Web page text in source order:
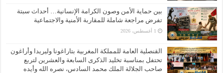
بين حماية الأمن وصون الكرامة الإنسانية… أحداث سبتة
تفرض مراجعة شاملة للمقاربة الأمنية والاجتماعية
1 أغسطس، 2026
القنصلية العامة للمملكة المغربية بتاراغونا وليريدا وأراغون
تحتفل بمناسبة تخليد الذكرى السابعة والعشرين لتربع
صاحب الجلالة الملك محمد السادس، نصره الله وأيده